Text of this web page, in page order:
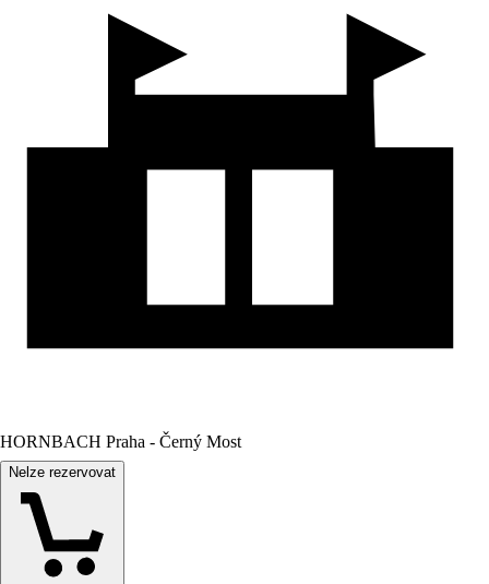
HORNBACH Praha - Černý Most
Nelze rezervovat